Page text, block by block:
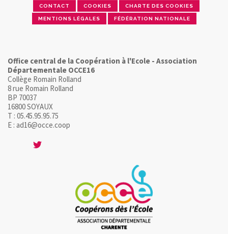
CONTACT COOKIES CHARTE DES COOKIES
MENTIONS LÉGALES FÉDÉRATION NATIONALE
Office central de la Coopération à l'Ecole - Association
Départementale OCCE16
Collège Romain Rolland
8 rue Romain Rolland
BP 70037
16800 SOYAUX
T : 05.45.95.95.75
E : ad16@occe.coop